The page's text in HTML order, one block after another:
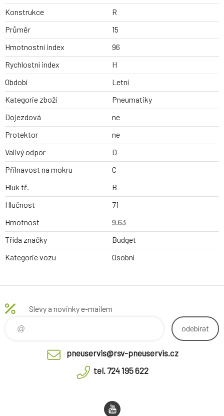
Konstrukce
R
Průměr
15
Hmotnostní index
96
Rychlostní index
H
Období
Letní
Kategorie zboží
Pneumatiky
Dojezdová
ne
Protektor
ne
Valivý odpor
D
Přilnavost na mokru
C
Hluk tř.
B
Hlučnost
71
Hmotnost
9.63
Třída značky
Budget
Kategorie vozu
Osobní
Slevy a novinky e-mailem
odebírat
pneuservis@rsv-pneuservis.cz
tel. 724 195 622